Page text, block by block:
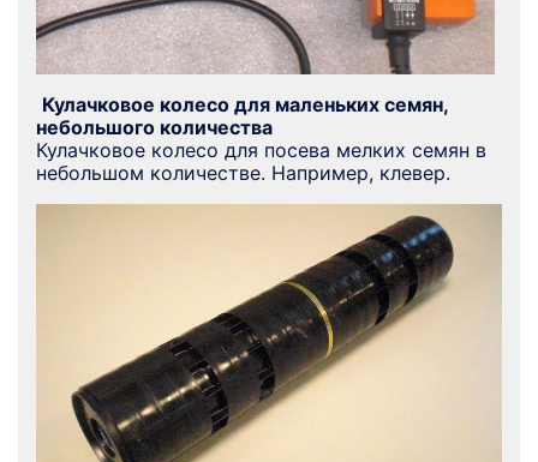
Кулачковое колесо для маленьких семян,
небольшого количества
Кулачковое колесо для посева мелких семян в
небольшом количестве. Например, клевер.